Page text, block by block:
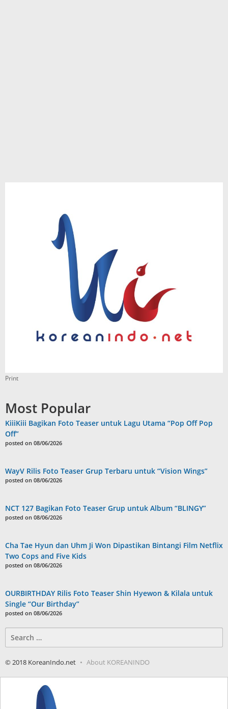
Print
Most Popular
KiiiKiii Bagikan Foto Teaser untuk Lagu Utama “Pop Off Pop
Off”
posted on 08/06/2026
WayV Rilis Foto Teaser Grup Terbaru untuk “Vision Wings”
posted on 08/06/2026
NCT 127 Bagikan Foto Teaser Grup untuk Album “BLINGY”
posted on 08/06/2026
Cha Tae Hyun dan Uhm Ji Won Dipastikan Bintangi Film Netflix
Two Cops and Five Kids
posted on 08/06/2026
OURBIRTHDAY Rilis Foto Teaser Shin Hyewon & Kilala untuk
Single “Our Birthday”
posted on 08/06/2026
for:
© 2018 KoreanIndo.net About KOREANINDO